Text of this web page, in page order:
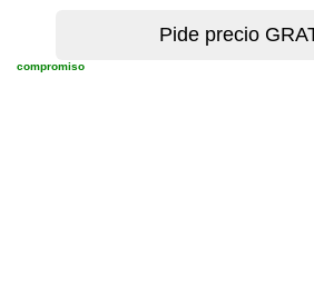
compromiso